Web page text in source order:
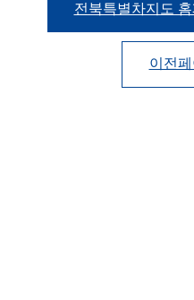
전북특별차지도 홈
이전페